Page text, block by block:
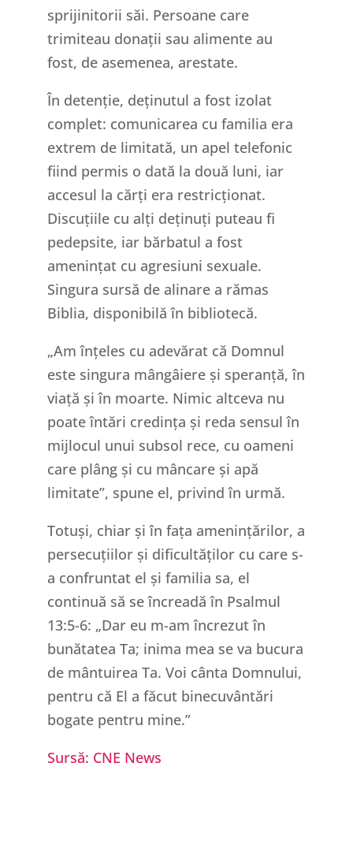
sprijinitorii săi. Persoane care
trimiteau donații sau alimente au
fost, de asemenea, arestate.
În detenție, deținutul a fost izolat
complet: comunicarea cu familia era
extrem de limitată, un apel telefonic
fiind permis o dată la două luni, iar
accesul la cărți era restricționat.
Discuțiile cu alți deținuți puteau fi
pedepsite, iar bărbatul a fost
amenințat cu agresiuni sexuale.
Singura sursă de alinare a rămas
Biblia, disponibilă în bibliotecă.
„Am înțeles cu adevărat că Domnul
este singura mângâiere și speranță, în
viață și în moarte. Nimic altceva nu
poate întări credința și reda sensul în
mijlocul unui subsol rece, cu oameni
care plâng și cu mâncare și apă
limitate”, spune el, privind în urmă.
Totuși, chiar și în fața amenințărilor, a
persecuțiilor și dificultăților cu care s-
a confruntat el și familia sa, el
continuă să se încreadă în Psalmul
13:5-6: „Dar eu m-am încrezut în
bunătatea Ta; inima mea se va bucura
de mântuirea Ta. Voi cânta Domnului,
pentru că El a făcut binecuvântări
bogate pentru mine.”
Sursă: CNE News